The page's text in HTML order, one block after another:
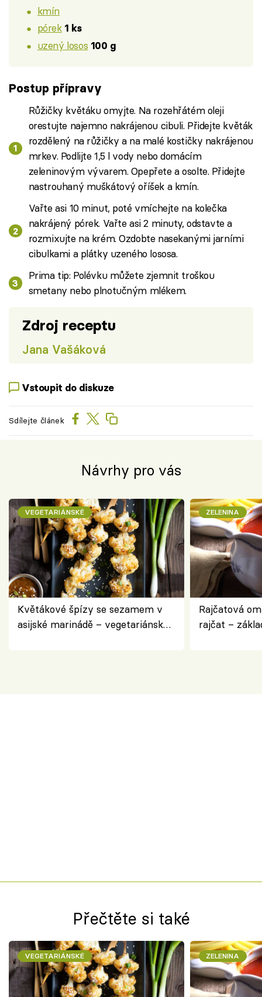
kmín
pórek 1 ks
uzený losos 100 g
Postup přípravy
Růžičky květáku omyjte. Na rozehřátém oleji
orestujte najemno nakrájenou cibuli. Přidejte květák
rozdělený na růžičky a na malé kostičky nakrájenou
mrkev. Podlijte 1,5 l vody nebo domácím
zeleninovým vývarem. Opepřete a osolte. Přidejte
nastrouhaný muškátový oříšek a kmín.
Vařte asi 10 minut, poté vmíchejte na kolečka
nakrájený pórek. Vařte asi 2 minuty, odstavte a
rozmixujte na krém. Ozdobte nasekanými jarními
cibulkami a plátky uzeného lososa.
Prima tip: Polévku můžete zjemnit troškou
smetany nebo plnotučným mlékem.
Zdroj receptu
Jana Vašáková
Vstoupit do diskuze
Sdílejte článek
Návrhy pro vás
VEGETARIÁNSKÉ
Květákové špízy se sezamem v
asijské marinádě – vegetariánská
ZELENINA
Rajčatová
rajčat –
Přečtěte si také
VEGETARIÁNSKÉ ZELENINA